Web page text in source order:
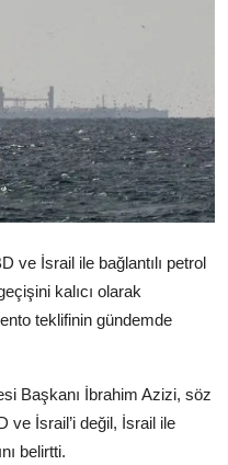
ve İsrail ile bağlantılı petrol
kalıcı olarak
teklifinin gündemde
Başkanı İbrahim Azizi, söz
ve İsrail’i değil, İsrail ile
belirtti.